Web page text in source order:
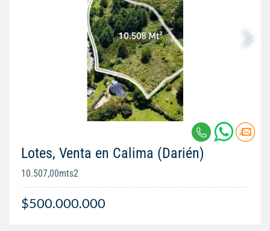
Lotes, Venta en Calima (Darién)
10.507,00mts2
$500.000.000